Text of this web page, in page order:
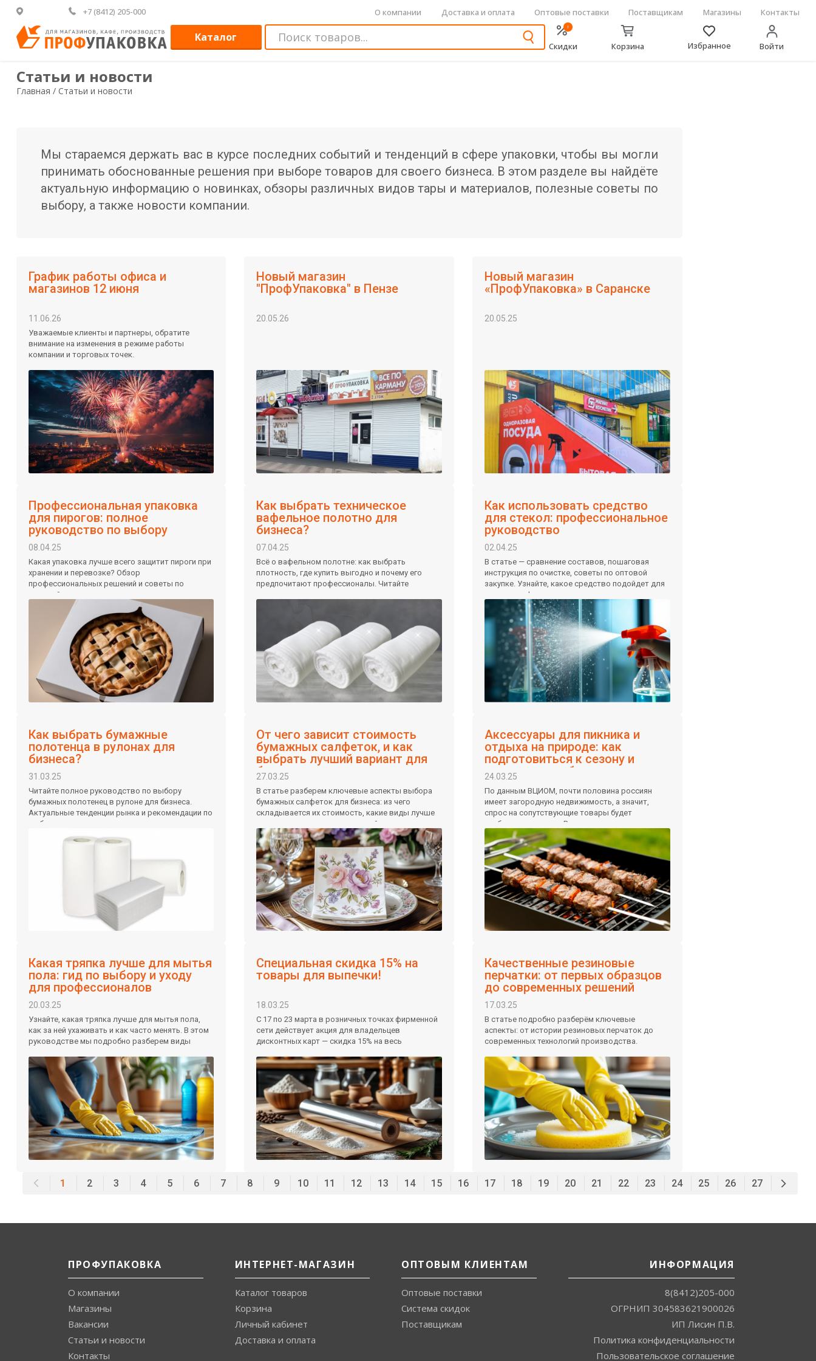
+7 (8412) 205-000 О компании Доставка и оплата Оптовые поставки Поставщикам Магазины Контакты
Каталог
!
Скидки Корзина Избранное Войти
Статьи и новости
Главная / Статьи и новости
Мы стараемся держать вас в курсе последних событий и тенденций в сфере упаковки, чтобы вы могли
принимать обоснованные решения при выборе товаров для своего бизнеса. В этом разделе вы найдёте
актуальную информацию о новинках, обзоры различных видов тары и материалов, полезные советы по
выбору, а также новости компании.
График работы офиса и
магазинов 12 июня
11.06.26
Уважаемые клиенты и партнеры, обратите
внимание на изменения в режиме работы
компании и торговых точек.
Новый магазин
"ПрофУпаковка" в Пензе
20.05.26
Новый магазин
«ПрофУпаковка» в Саранске
20.05.25
Профессиональная упаковка
для пирогов: полное
руководство по выбору
08.04.25
Какая упаковка лучше всего защитит пироги при
хранении и перевозке? Обзор
профессиональных решений и советы по
оптовой закупке для пищевых производств.
Как выбрать техническое
вафельное полотно для
бизнеса?
07.04.25
Всё о вафельном полотне: как выбрать
плотность, где купить выгодно и почему его
предпочитают профессионалы. Читайте
Как использовать средство
для стекол: профессиональное
руководство
02.04.25
В статье — сравнение составов, пошаговая
инструкция по очистке, советы по оптовой
закупке. Узнайте, какое средство подойдет для
клининга, офисов и магазинов.
Как выбрать бумажные
полотенца в рулонах для
бизнеса?
31.03.25
Читайте полное руководство по выбору
бумажных полотенец в рулоне для бизнеса.
Актуальные тенденции рынка и рекомендации по
выбору поставщика.
От чего зависит стоимость
бумажных салфеток, и как
выбрать лучший вариант для
бизнеса
27.03.25
В статье разберем ключевые аспекты выбора
бумажных салфеток для бизнеса: из чего
складывается их стоимость, какие виды лучше
подходят для разных заведений, как можно
оптимизировать расходы на закупку и почему
цветные решения становятся все более
популярными в сегменте HoReCa.
Аксессуары для пикника и
отдыха на природе: как
подготовиться к сезону и
увеличить прибыль
24.03.25
По данным ВЦИОМ, почти половина россиян
имеет загородную недвижимость, а значит,
спрос на сопутствующие товары будет
стабильно высоким. В статье расскажем, как
сформировать ассортимент, который принесет
прибыль, и дадим экспертные рекомендации по
выбору товаров.
Какая тряпка лучше для мытья
пола: гид по выбору и уходу
для профессионалов
20.03.25
Узнайте, какая тряпка лучше для мытья пола,
как за ней ухаживать и как часто менять. В этом
руководстве мы подробно разберем виды
недостатки, а также дадим практические
советы по выбору, хранению и уходу.
Специальная скидка 15% на
товары для выпечки!
18.03.25
С 17 по 23 марта в розничных точках фирменной
сети действует акция для владельцев
дисконтных карт — скидка 15% на весь
Качественные резиновые
перчатки: от первых образцов
до современных решений
17.03.25
В статье подробно разберём ключевые
аспекты: от истории резиновых перчаток до
современных технологий производства.
1 2 3 4 5 6 7 8 9 10 11 12 13 14 15 16 17 18 19 20 21 22 23 24 25 26 27
ПРОФУПАКОВКА
О компании
Магазины
Вакансии
Статьи и новости
Контакты
ИНТЕРНЕТ-МАГАЗИН
Каталог товаров
Корзина
Личный кабинет
Доставка и оплата
ОПТОВЫМ КЛИЕНТАМ
Оптовые поставки
Система скидок
Поставщикам
ИНФОРМАЦИЯ
8(8412)205-000
ОГРНИП 304583621900026
ИП Лисин П.В.
Политика конфиденциальности
Пользовательское соглашение